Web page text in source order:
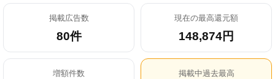
掲載広告数
80件
現在の最高還元額
148,874円
増額件数 掲載中過去最高